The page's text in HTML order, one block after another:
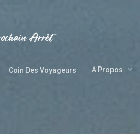
Coin Des Voyageurs A Propos